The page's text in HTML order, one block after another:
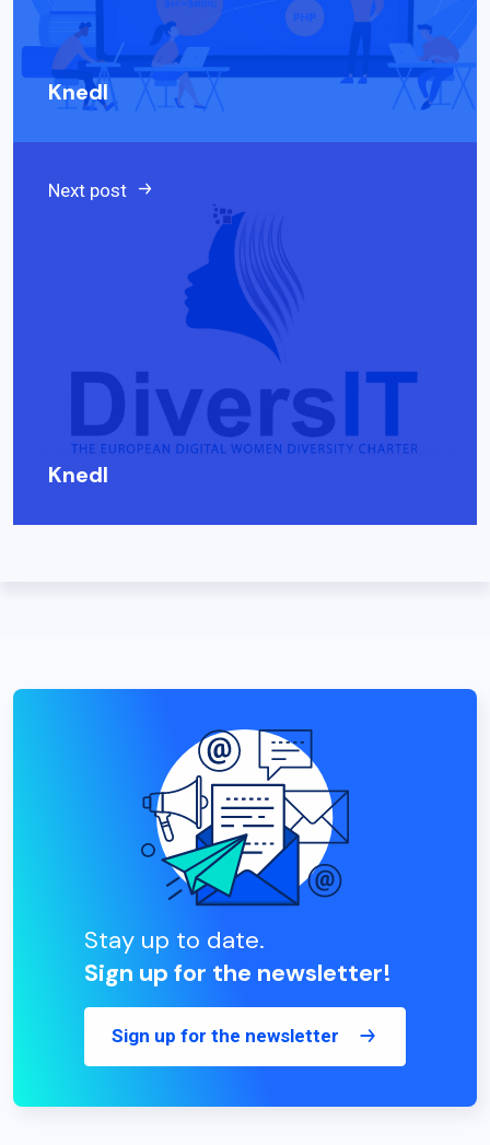
Knedl
Next post
Knedl
Stay up to date.
Sign up for the newsletter!
Sign up for the newsletter